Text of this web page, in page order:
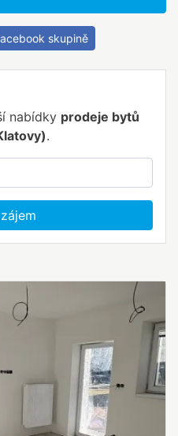
skupině
nabídky prodeje bytů
.